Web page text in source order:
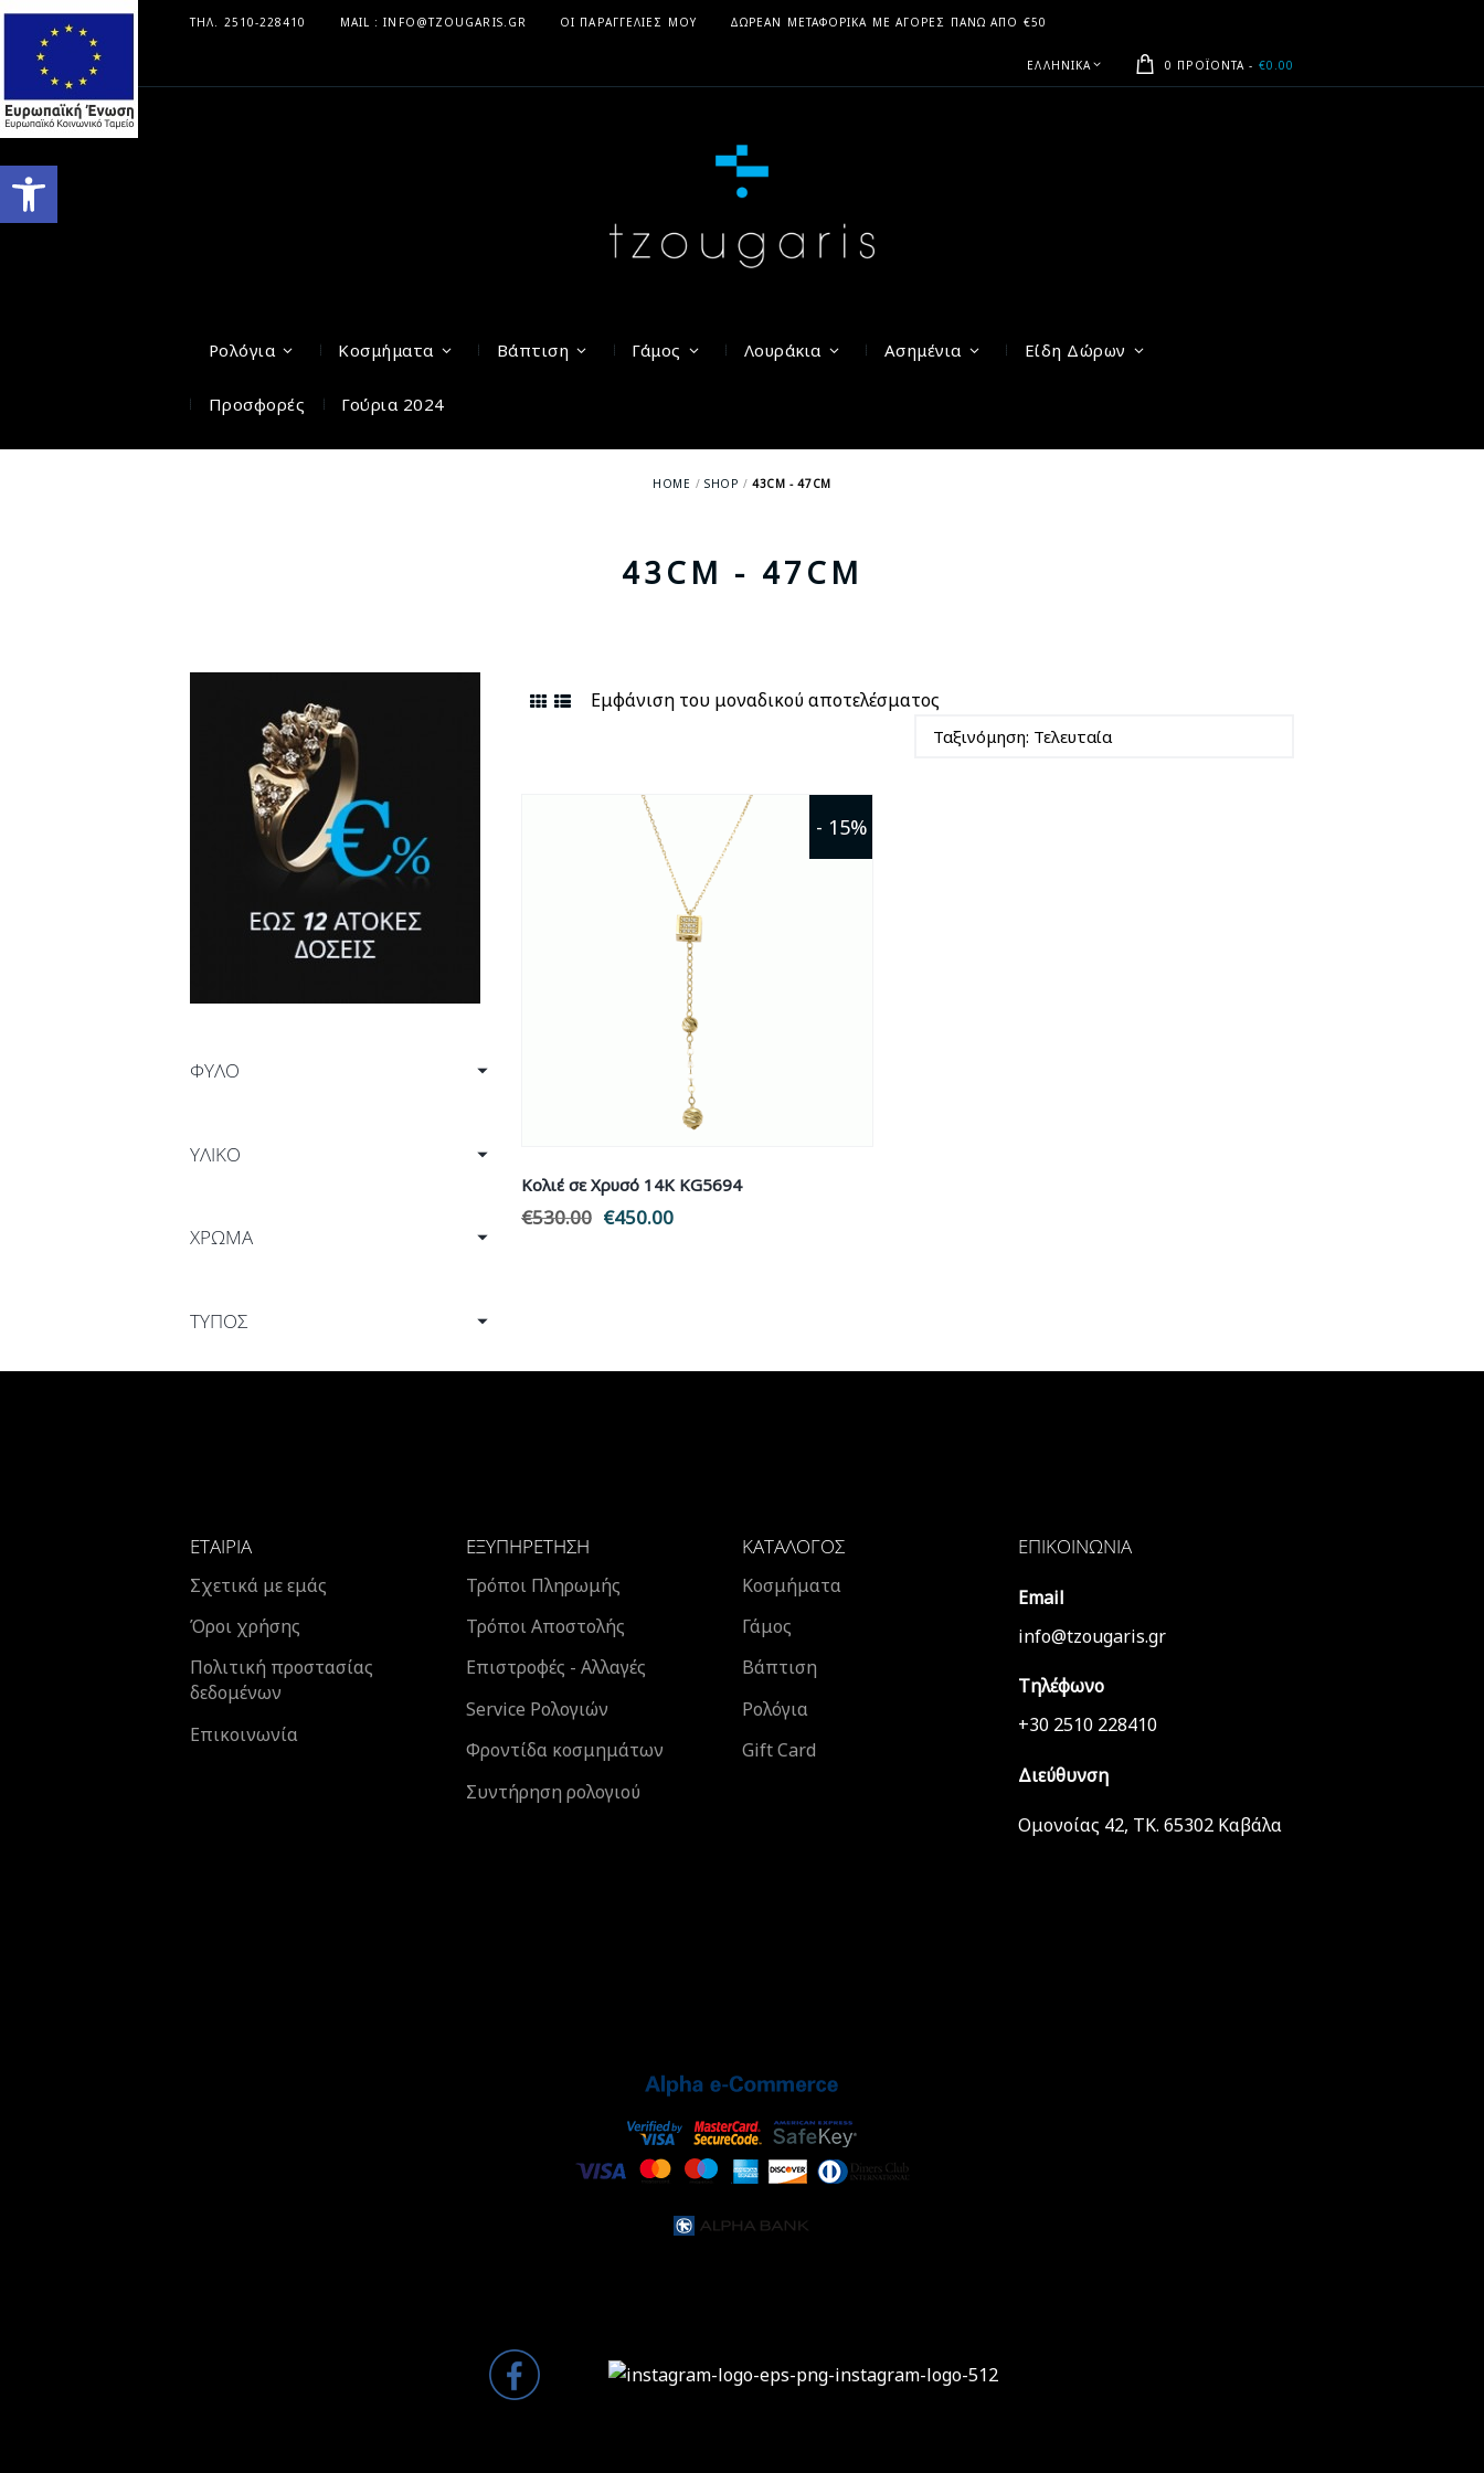
Ανοίξτε τη γραμμή εργαλείων
ΤΗΛ. 2510-228410 MAIL : INFO@TZOUGARIS.GR ΟΙ ΠΑΡΑΓΓΕΛΊΕΣ ΜΟΥ ΔΩΡΕΆΝ ΜΕΤΑΦΟΡΙΚΆ ΜΕ ΑΓΟΡΈΣ ΠΆΝΩ ΑΠΟ €50
ΕΛΛΗΝΙΚΆ 0 ΠΡΟΪΌΝΤΑ - €0.00
Ρολόγια Κοσμήματα Βάπτιση Γάμος Λουράκια Ασημένια Είδη Δώρων
Προσφορές Γούρια 2024
HOME SHOP 43CM - 47CM
43CM - 47CM
Εμφάνιση του μοναδικού αποτελέσματος
- 15%
Κολιέ σε Χρυσό 14Κ KG5694
€530.00 Original
€450.00
ΦΎΛΟ
ΥΛΙΚΟ
ΧΡΩΜΑ
ΤΥΠΟΣ
ΕΤΑΙΡΊΑ
Σχετικά με εμάς
Όροι χρήσης
Πολιτική προστασίας
δεδομένων
Επικοινωνία
ΕΞΥΠΗΡΈΤΗΣΗ
Τρόποι Πληρωμής
Τρόποι Αποστολής
Επιστροφές - Αλλαγές
Service Ρολογιών
Φροντίδα κοσμημάτων
Συντήρηση ρολογιού
ΚΑΤΆΛΟΓΟΣ
Κοσμήματα
Γάμος
Βάπτιση
Ρολόγια
Gift Card
ΕΠΙΚΟΙΝΩΝΊΑ
Email
info@tzougaris.gr
Τηλέφωνο
+30 2510 228410
Διεύθυνση
Ομονοίας 42, ΤΚ. 65302 Καβάλα